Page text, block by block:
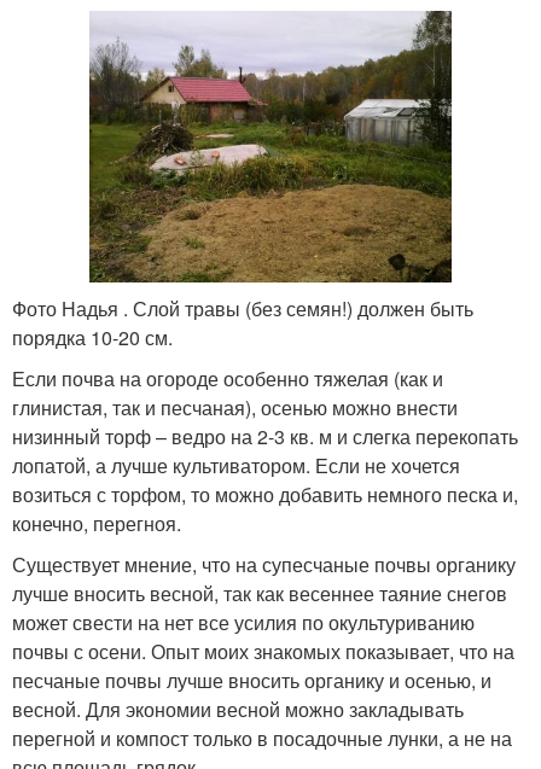
Фото Надья . Слой травы (без семян!) должен быть
порядка 10-20 см.
Если почва на огороде особенно тяжелая (как и
глинистая, так и песчаная), осенью можно внести
низинный торф – ведро на 2-3 кв. м и слегка перекопать
лопатой, а лучше культиватором. Если не хочется
возиться с торфом, то можно добавить немного песка и,
конечно, перегноя.
Существует мнение, что на супесчаные почвы органику
лучше вносить весной, так как весеннее таяние снегов
может свести на нет все усилия по окультуриванию
почвы с осени. Опыт моих знакомых показывает, что на
песчаные почвы лучше вносить органику и осенью, и
весной. Для экономии весной можно закладывать
перегной и компост только в посадочные лунки, а не на